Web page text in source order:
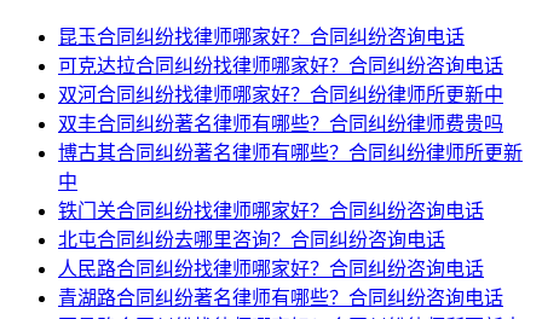
昆玉合同纠纷找律师哪家好？合同纠纷咨询电话
可克达拉合同纠纷找律师哪家好？合同纠纷咨询电话
双河合同纠纷找律师哪家好？合同纠纷律师所更新中
双丰合同纠纷著名律师有哪些？合同纠纷律师费贵吗
博古其合同纠纷著名律师有哪些？合同纠纷律师所更新
中
铁门关合同纠纷找律师哪家好？合同纠纷咨询电话
北屯合同纠纷去哪里咨询？合同纠纷咨询电话
人民路合同纠纷找律师哪家好？合同纠纷咨询电话
青湖路合同纠纷著名律师有哪些？合同纠纷咨询电话